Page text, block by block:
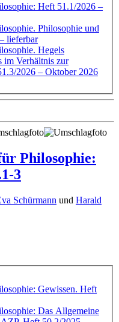
Heft 51.1/2026 –
Philosophie und
– lieferbar
Hegels
im Verhältnis zur
2026 – Oktober 2026
Philosophie:
3
Schürmann und Harald
Gewissen. Heft
Das Allgemeine